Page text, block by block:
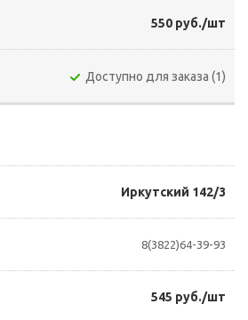
550 руб./шт
Доступно для заказа (1)
Иркутский 142/3
8(3822)64-39-93
545 руб./шт